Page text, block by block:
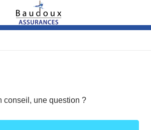
conseil, une question ?